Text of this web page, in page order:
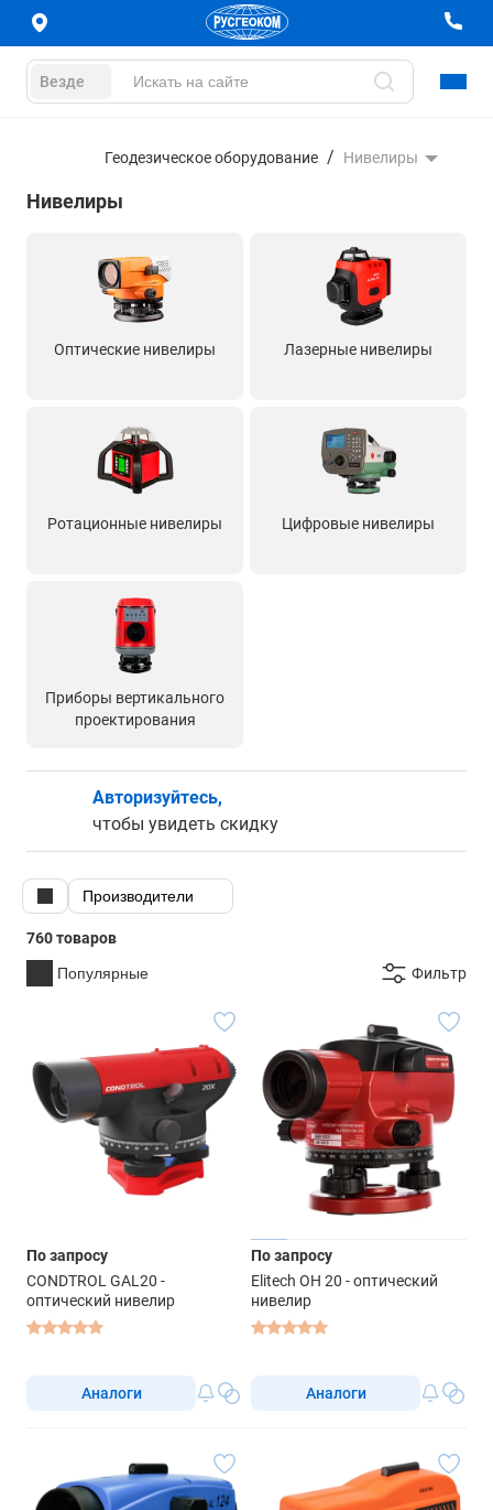
Везде
Геодезическое оборудование Нивелиры
Нивелиры
Оптические нивелиры Лазерные нивелиры
Ротационные нивелиры Цифровые нивелиры
Приборы вертикального
проектирования
Авторизуйтесь,
чтобы увидеть скидку
Производители
760 товаров
Популярные
Фильтр
По запросу
CONDTROL GAL20 -
оптический нивелир
Аналоги
По запросу
Elitech ОН 20 - оптический
нивелир
Аналоги